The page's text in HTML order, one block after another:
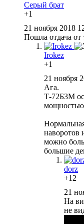
Серый брат
+1
21 ноября 2018
Пошла отдача от
Irokez
+1
21 ноября
Ага.
Т-72Б3М
мощностью
наворотов
можно
большие
dorz
+12
21
На
не